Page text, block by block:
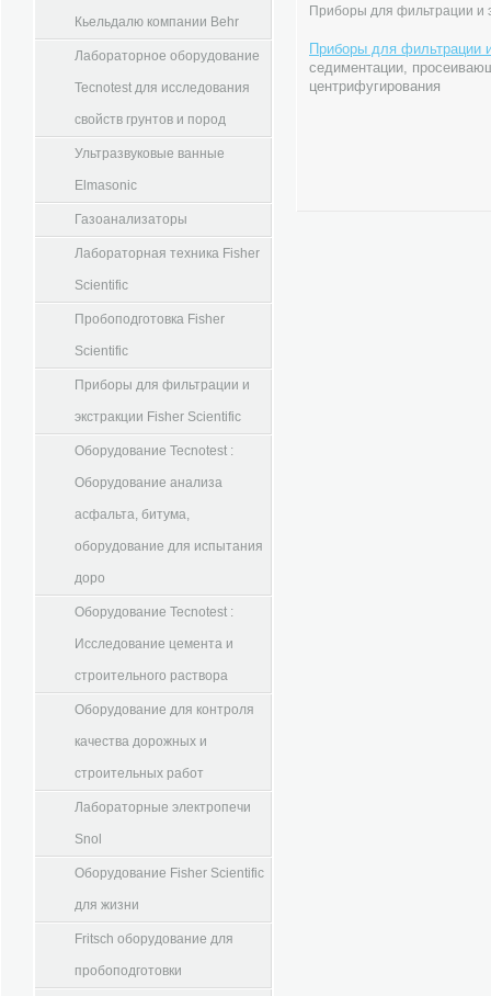
Кьельдалю компании Behr
Лабораторное оборудование
Tecnotest для исследования
свойств грунтов и пород
Ультразвуковые ванные
Elmasonic
Газоанализаторы
Лабораторная техника Fisher
Scientific
Пробоподготовка Fisher
Scientific
Приборы для фильтрации и
экстракции Fisher Scientific
Оборудование Tecnotest :
Оборудование анализа
асфальта, битума,
оборудование для испытания
доро
Оборудование Tecnotest :
Исследование цемента и
строительного раствора
Оборудование для контроля
качества дорожных и
строительных работ
Лабораторные электропечи
Snol
Оборудование Fisher Scientific
для жизни
Fritsch оборудование для
пробоподготовки
Приборы для фильтрации и
Приборы для фильтрации
седиментации,
центрифугирования